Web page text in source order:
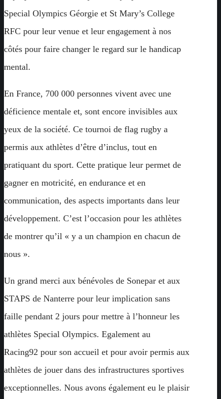
Special Olympics Géorgie et St Mary’s College
RFC pour leur venue et leur engagement à nos
côtés pour faire changer le regard sur le handicap
mental.
En France, 700 000 personnes vivent avec une
déficience mentale et, sont encore invisibles aux
yeux de la société. Ce tournoi de flag rugby a
permis aux athlètes d’être d’inclus, tout en
pratiquant du sport. Cette pratique leur permet de
gagner en motricité, en endurance et en
communication, des aspects importants dans leur
développement. C’est l’occasion pour les athlètes
de montrer qu’il « y a un champion en chacun de
nous ».
Un grand merci aux bénévoles de Sonepar et aux
STAPS de Nanterre pour leur implication sans
faille pendant 2 jours pour mettre à l’honneur les
athlètes Special Olympics. Egalement au
Racing92 pour son accueil et pour avoir permis aux
athlètes de jouer dans des infrastructures sportives
exceptionnelles. Nous avons également eu le plaisir